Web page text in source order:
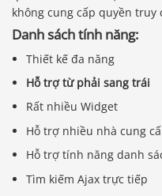
không cung cấp quyền truy
Danh sách tính năng:
Thiết kế đa năng
Hỗ trợ từ phải sang trái
Rất nhiều Widget
Hỗ trợ nhiều nhà cung
Hỗ trợ tính năng danh
Tìm kiếm Ajax trực tiếp